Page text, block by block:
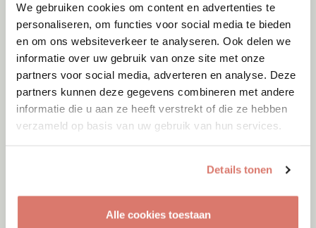
We gebruiken cookies om content en advertenties te
personaliseren, om functies voor social media te bieden
en om ons websiteverkeer te analyseren. Ook delen we
informatie over uw gebruik van onze site met onze
partners voor social media, adverteren en analyse. Deze
partners kunnen deze gegevens combineren met andere
informatie die u aan ze heeft verstrekt of die ze hebben
verzameld op basis van uw gebruik van hun services.
Details tonen
Alle cookies toestaan